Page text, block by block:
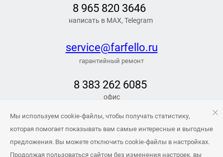
8 965 820 3646
написать в MAX, Telegram
service@farfello.ru
гарантийный ремонт
8 383 262 6085
офис
РЕЖИМ РАБОТЫ
info@farfello.ru
Мы используем cookie-файлы, чтобы получать статистику,
которая помогает показывать вам самые интересные и выгодные
предложения. Вы можете отключить cookie-файлы в настройках.
Продолжая пользоваться сайтом без изменения настроек, вы